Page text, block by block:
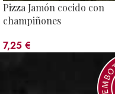
Pizza Jamón cocido con
champiñones
7,25 €